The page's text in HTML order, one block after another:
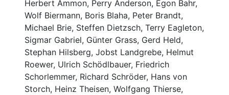
Herbert Ammon, Perry Anderson, Egon Bahr,
Wolf Biermann, Boris Blaha, Peter Brandt,
Michael Brie, Steffen Dietzsch, Terry Eagleton,
Sigmar Gabriel, Günter Grass, Gerd Held,
Stephan Hilsberg, Jobst Landgrebe, Helmut
Roewer, Ulrich Schödlbauer, Friedrich
Schorlemmer, Richard Schröder, Hans von
Storch, Heinz Theisen, Wolfgang Thierse,